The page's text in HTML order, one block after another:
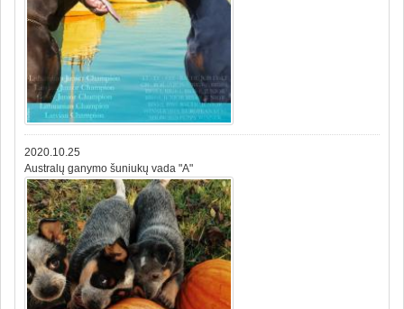
2020.10.25
Australų ganymo šuniukų vada "A"